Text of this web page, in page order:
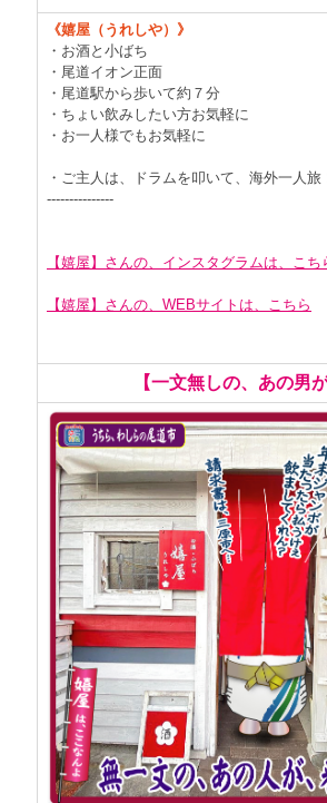
《嬉屋（うれしや）》
・お酒と小ばち
・尾道イオン正面
・尾道駅から歩いて約７分
・ちょい飲みしたい方お気軽に
・お一人様でもお気軽に
・ご主人は、ドラムを叩いて、海外一人旅
---------------
【嬉屋】さんの、インスタグラムは、こち
【嬉屋】さんの、WEBサイトは、こちら
【一文無しの、あの男